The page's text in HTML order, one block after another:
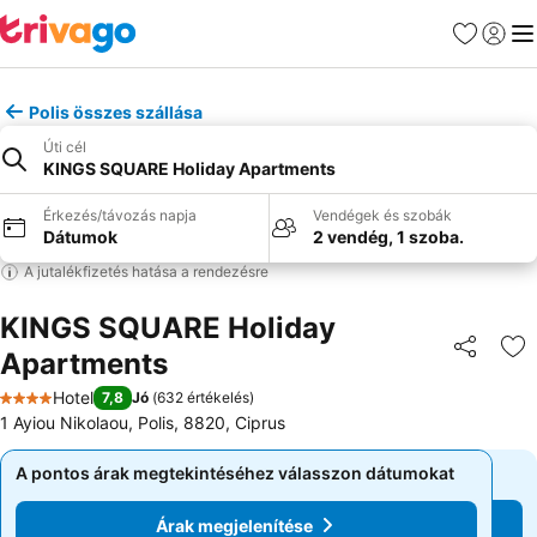
Kedvencek
Polis összes szállása
Úti cél
KINGS SQUARE Holiday Apartments
Érkezés/távozás napja
Dátumok
Vendégek és szobák
2 vendég, 1 szoba.
A jutalékfizetés hatása a rendezésre
KINGS SQUARE Holiday
Apartments
4 Kategória
Hotel 7,8 Jó (632 értékelés)
1 Ayiou Nikolaou, Polis, 8820, Ciprus
A pontos árak megtekintéséhez válasszon dátumokat
Árak megjelenítése
A pontos árak megtekintéséhez válasszon dátumokat
Árak megjelenítése